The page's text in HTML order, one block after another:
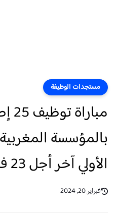
مستجدات الوظيفة
بالمؤسسة
الأولي آخر أجل 23 فبراير 2024
فبراير 20, 2024